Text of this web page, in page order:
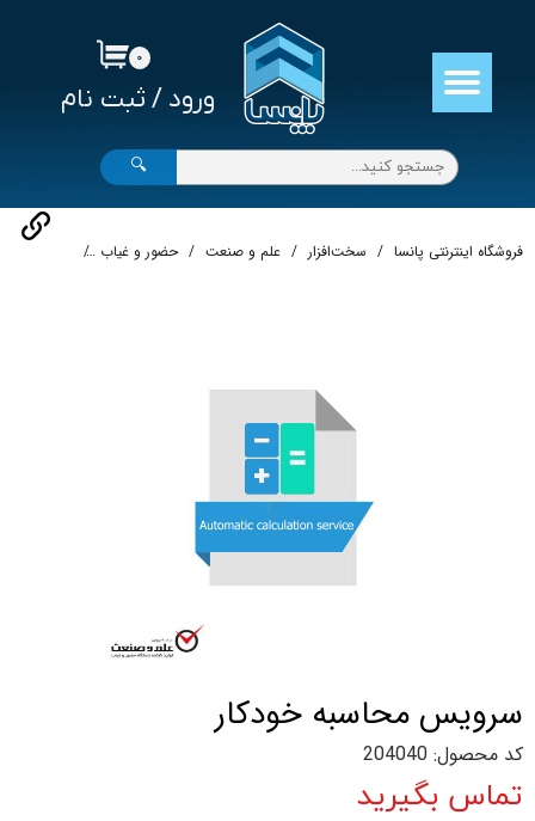
ورود / ثبت نام
حساب کاربری من
تغییر گذر واژه
سفارشات
خروج از حساب کاربری
۰
🔍
فروشگاه اینترنتی پانسا سخت‌افزار علم و صنعت حضور و غیاب
سرویس محاسبه خودکار
کد محصول: 204040
تماس بگیرید